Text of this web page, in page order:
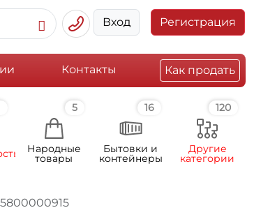
Вход Регистрация
Контакты Как продать
5
Народные
товары
16
Бытовки и
контейнеры
120
Другие
категории